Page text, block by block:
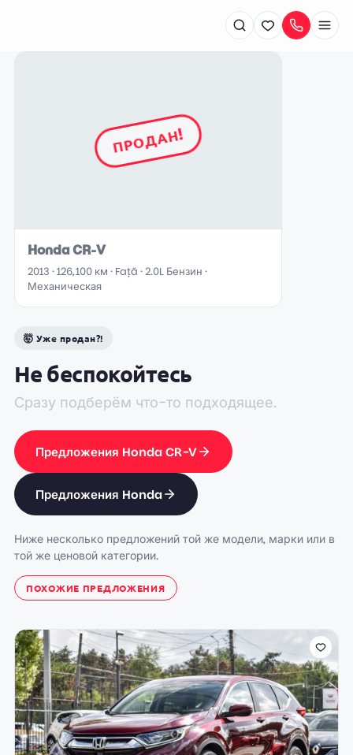
Рышкановка
+373 79 700 509
Ботаника
ПРОДАН!
Honda CR-V
2013 · 126,100 км · Față · 2.0L Бензин ·
Механическая
🤯 Уже продан?!
Не беспокойтесь
Сразу подберём что-то подходящее.
Предложения Honda CR-V
Предложения Honda
Ниже несколько предложений той же модели, марки или в
той же ценовой категории.
ПОХОЖИЕ ПРЕДЛОЖЕНИЯ